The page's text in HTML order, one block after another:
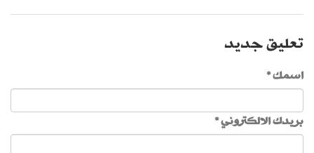
تعليق جديد
اسمك *
بريدك الالكتروني *